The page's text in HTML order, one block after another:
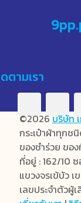
ตามเรา
©2026 บริษัท
กระเป๋าผ้าทุกช
ของชำร่วย ขอ
ที่อยู่ : 162/10
แขวงจรเข้บัว
เลขประจำตัวผู้